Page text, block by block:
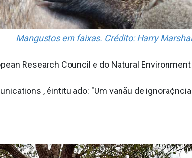
Mangustos em faixas. Crédito: Harry
Research Council e do Natural
, éintitulado: "Um vanãu de